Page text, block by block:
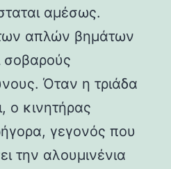
αμέσως.
απλών βημάτων
σοβαρούς
Όταν η τριάδα
ο κινητήρας
γεγονός που
την αλουμινένια